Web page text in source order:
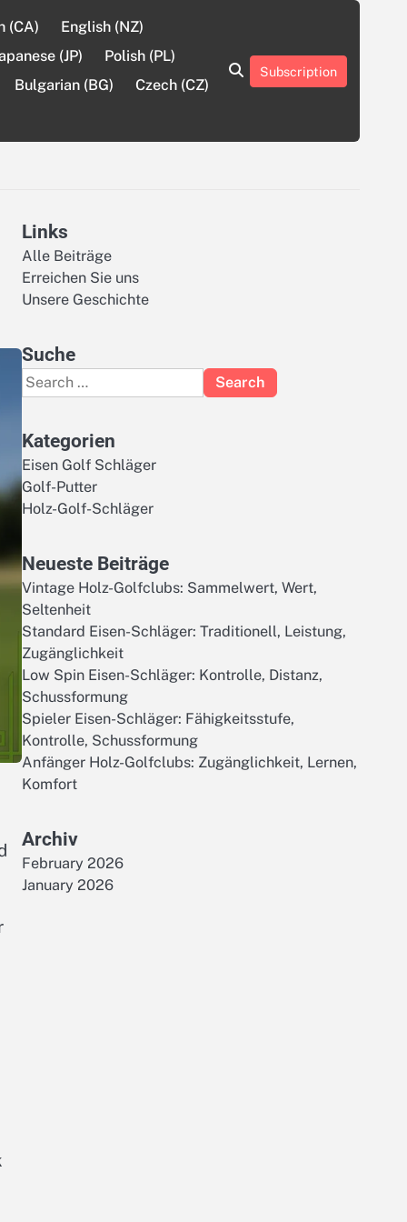
(CA)
English (NZ)
(JP)
Polish (PL)
Bulgarian (BG)
Czech (CZ)
About
Contact
Cookie
Privacy
Sitemap
Terms
Subscription
Links
Alle Beiträge
Erreichen Sie uns
Unsere Geschichte
Suche
Search
for:
Kategorien
Eisen Golf Schläger
Golf-Putter
Holz-Golf-Schläger
Neueste Beiträge
Vintage Holz-Golfclubs: Sammelwert, Wert,
Seltenheit
Standard Eisen-Schläger: Traditionell, Leistung,
Zugänglichkeit
Low Spin Eisen-Schläger: Kontrolle, Distanz,
Schussformung
Spieler Eisen-Schläger: Fähigkeitsstufe,
Kontrolle, Schussformung
Anfänger Holz-Golfclubs: Zugänglichkeit, Lernen,
Komfort
Archiv
February 2026
January 2026